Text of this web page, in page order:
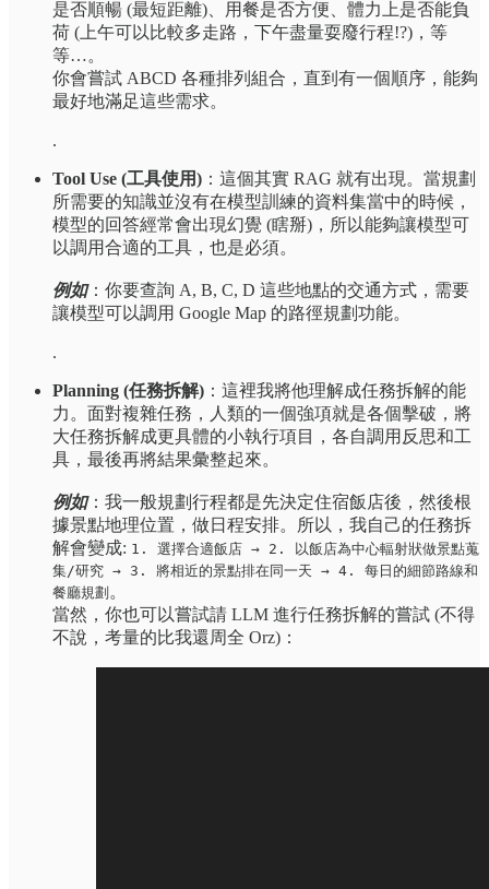
是否順暢 (最短距離)、用餐是否方便、體力上是否能負
荷 (上午可以比較多走路，下午盡量耍廢行程!?)，等
等…。
你會嘗試 ABCD 各種排列組合，直到有一個順序，能夠
最好地滿足這些需求。
.
Tool Use (工具使用) ：這個其實 RAG 就有出現。當規劃
所需要的知識並沒有在模型訓練的資料集當中的時候，
模型的回答經常會出現幻覺 (瞎掰)，所以能夠讓模型可
以調用合適的工具，也是必須。
例如：你要查詢 A, B, C, D 這些地點的交通方式，需要
讓模型可以調用 Google Map 的路徑規劃功能。
.
Planning (任務拆解) ：這裡我將他理解成任務拆解的能
力。面對複雜任務，人類的一個強項就是各個擊破，將
大任務拆解成更具體的小執行項目，各自調用反思和工
具，最後再將結果彙整起來。
例如：我一般規劃行程都是先決定住宿飯店後，然後根
據景點地理位置，做日程安排。所以，我自己的任務拆
解會變成: 1. 選擇合適飯店 → 2. 以飯店為中心輻射狀做景點蒐
集/研究 → 3. 將相近的景點排在同一天 → 4. 每日的細節路線和
餐廳規劃 。
當然，你也可以嘗試請 LLM 進行任務拆解的嘗試 (不得
不說，考量的比我還周全 Orz)：